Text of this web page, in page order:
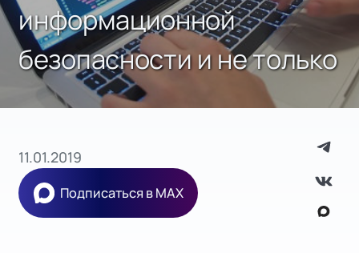
информационной
безопасности и не только
11.01.2019
Подписаться в MAX